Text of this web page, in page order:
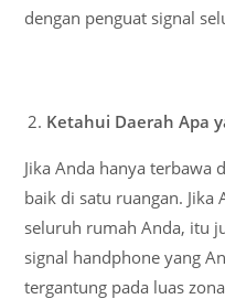
dengan penguat signal
Ketahui Daerah Apa
Jika Anda hanya terbawa
baik di satu ruangan. Jika
seluruh rumah Anda, itu
signal handphone yang
tergantung pada luas